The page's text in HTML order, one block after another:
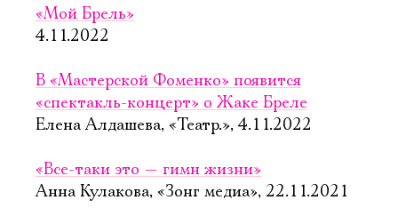
«Мой Брель»
4.11.2022
В «Мастерской Фоменко» появится
«спектакль-концерт» о Жаке Бреле
Елена Алдашева, «Театр.», 4.11.2022
«Все-таки это — гимн жизни»
Анна Кулакова, «Зонг медиа», 22.11.2021